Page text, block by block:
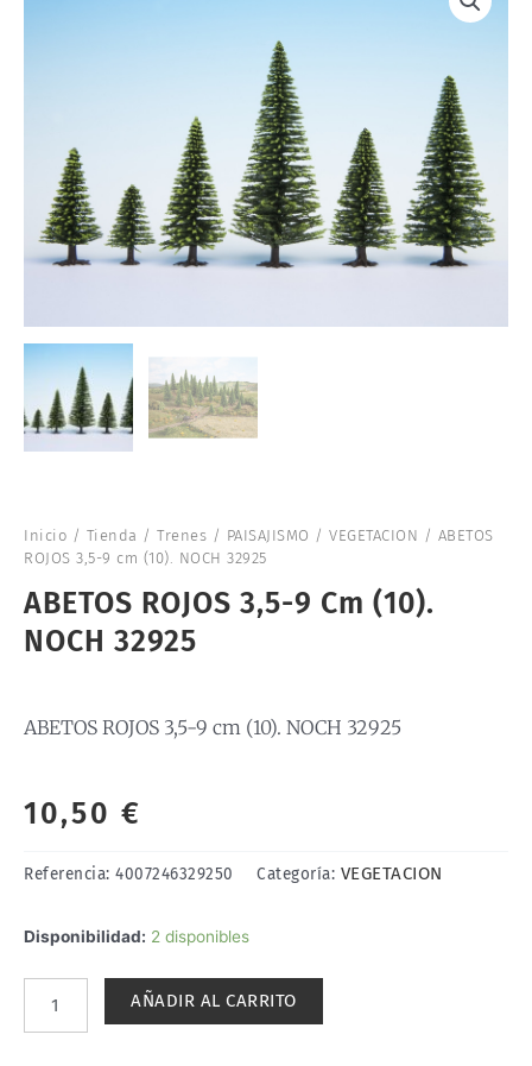
Inicio / Tienda / Trenes / PAISAJISMO / VEGETACION / ABETOS
ROJOS 3,5-9 cm (10). NOCH 32925
ABETOS ROJOS 3,5-9 Cm (10).
NOCH 32925
ABETOS ROJOS 3,5-9 cm (10). NOCH 32925
10,50 €
Referencia: 4007246329250 Categoría: VEGETACION
Disponibilidad: 2 disponibles
ABETOS
AÑADIR AL CARRITO